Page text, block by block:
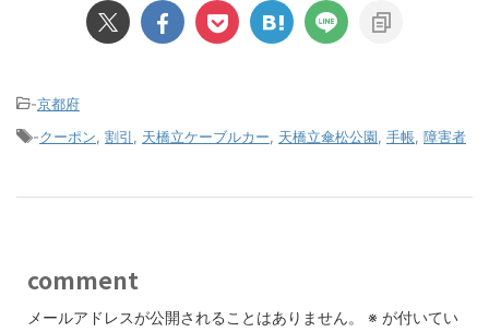
-京都府
-クーポン 割引 天橋立ケーブルカー 天橋立傘松公園 手帳 障害者
comment
メールアドレスが公開されることはありません。 ※ が付いてい